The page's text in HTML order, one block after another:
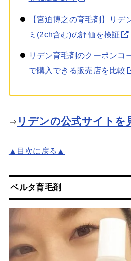
【宮迫博之の育毛剤】リデ
ミ(2ch含む)の評価を検証
リデン育毛剤のクーポンコ
で購入できる販売店を比較
⇒ リデンの公式サイトを
▲目次に戻る▲
ベルタ育毛剤